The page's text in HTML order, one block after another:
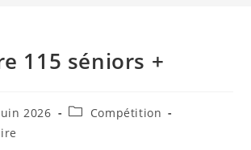
115 séniors +
:
2026
PostCompétition